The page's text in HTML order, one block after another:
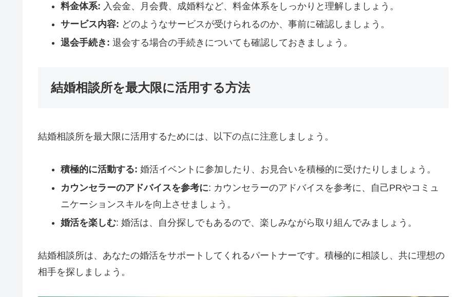
料金体系: 入会金、月会費、成婚料など、料金体系をしっかりと理解しましょう。
サービス内容: どのようなサービスが受けられるのか、事前に確認しましょう。
退会手続き: 退会する場合の手続きについても確認しておきましょう。
結婚相談所を最大限に活用する方法
結婚相談所を最大限に活用するためには、以下の点に注意しましょう。
積極的に活動する: 婚活イベントに参加したり、お見合いを積極的に受けたりしましょう。
カウンセラーのアドバイスを参考に: カウンセラーのアドバイスを参考に、自己PRやコミュ
ニケーションスキルを向上させましょう。
婚活を楽しむ: 婚活は、自分探しでもあるので、楽しみながら取り組んでみましょう。
結婚相談所は、あなたの婚活をサポートしてくれるパートナーです。積極的に相談し、共に理想の
相手を探しましょう。